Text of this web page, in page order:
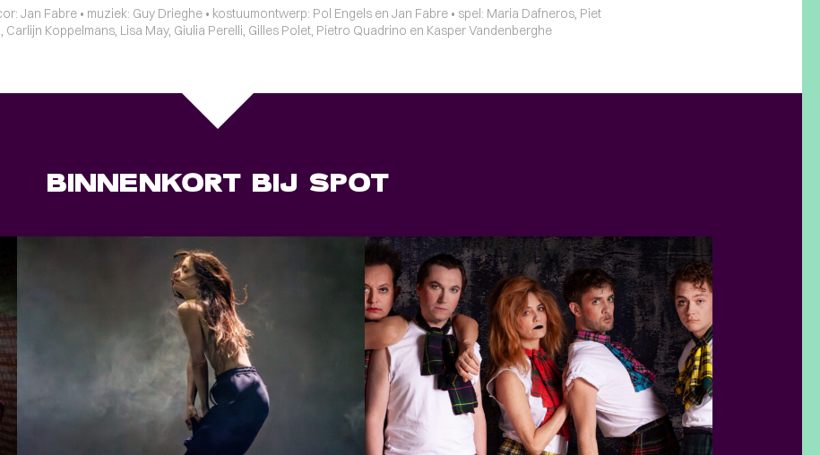
Jan Fabre • muziek: Guy Drieghe • kostuumontwerp: Pol Engels en Jan Fabre • spel: Maria Dafneros, Piet
Carlijn Koppelmans, Lisa May, Giulia Perelli, Gilles Polet, Pietro Quadrino en Kasper Vandenberghe
BINNENKORT BIJ SPOT